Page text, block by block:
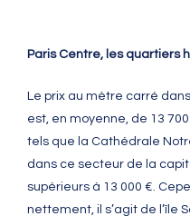
Paris Centre, les quartiers
Le prix au mètre carré
est, en moyenne, de 13
tels que la Cathédrale
dans ce secteur de la
supérieurs à 13 000 €.
nettement, il s’agit de l’île